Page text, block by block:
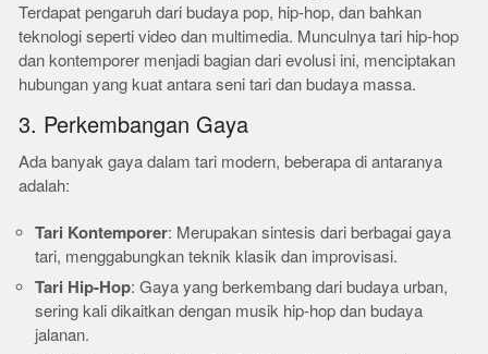
Terdapat pengaruh dari budaya pop, hip-hop, dan bahkan
teknologi seperti video dan multimedia. Munculnya tari hip-hop
dan kontemporer menjadi bagian dari evolusi ini, menciptakan
hubungan yang kuat antara seni tari dan budaya massa.
3. Perkembangan Gaya
Ada banyak gaya dalam tari modern, beberapa di antaranya
adalah:
Tari Kontemporer: Merupakan sintesis dari berbagai gaya
tari, menggabungkan teknik klasik dan improvisasi.
Tari Hip-Hop: Gaya yang berkembang dari budaya urban,
sering kali dikaitkan dengan musik hip-hop dan budaya
jalanan.